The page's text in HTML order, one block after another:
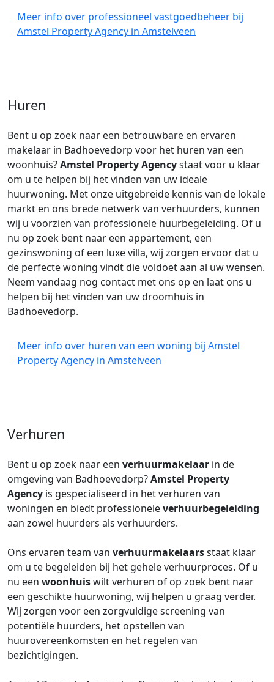
Meer info over professioneel vastgoedbeheer bij
Amstel Property Agency in Amstelveen
Huren
Bent u op zoek naar een betrouwbare en ervaren
makelaar in Badhoevedorp voor het huren van een
woonhuis?Amstel Property Agencystaat voor u klaar
om u te helpen bij het vinden van uw ideale
huurwoning. Met onze uitgebreide kennis van de lokale
markt en ons brede netwerk van verhuurders, kunnen
wij u voorzien van professionele huurbegeleiding. Of u
nu op zoek bent naar een appartement, een
gezinswoning of een luxe villa, wij zorgen ervoor dat u
de perfecte woning vindt die voldoet aan al uw wensen.
Neem vandaag nog contact met ons op en laat ons u
helpen bij het vinden van uw droomhuis in
Badhoevedorp.
Meer info over huren van een woning bij Amstel
Property Agency in Amstelveen
Verhuren
Bent u op zoek naar een verhuurmakelaar in de
omgeving van Badhoevedorp?Amstel Property
Agency is gespecialiseerd in het verhuren van
woningen en biedt professioneleverhuurbegeleiding
aan zowel huurders als verhuurders.
Ons ervaren team van verhuurmakelaarsstaat klaar
om u te begeleiden bij het gehele verhuurproces. Of u
nu een woonhuiswilt verhuren of op zoek bent naar
een geschikte huurwoning, wij helpen u graag verder.
Wij zorgen voor een zorgvuldige screening van
potentiële huurders, het opstellen van
huurovereenkomsten en het regelen van
bezichtigingen.